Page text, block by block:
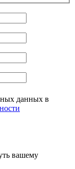
данных в
вашему